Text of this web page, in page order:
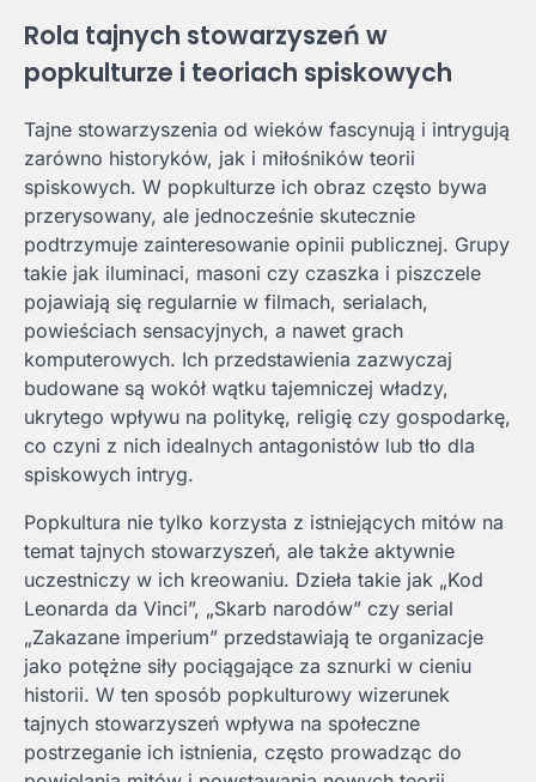
Rola tajnych stowarzyszeń w
popkulturze i teoriach spiskowych
Tajne stowarzyszenia od wieków fascynują i intrygują
zarówno historyków, jak i miłośników teorii
spiskowych. W popkulturze ich obraz często bywa
przerysowany, ale jednocześnie skutecznie
podtrzymuje zainteresowanie opinii publicznej. Grupy
takie jak iluminaci, masoni czy czaszka i piszczele
pojawiają się regularnie w filmach, serialach,
powieściach sensacyjnych, a nawet grach
komputerowych. Ich przedstawienia zazwyczaj
budowane są wokół wątku tajemniczej władzy,
ukrytego wpływu na politykę, religię czy gospodarkę,
co czyni z nich idealnych antagonistów lub tło dla
spiskowych intryg.
Popkultura nie tylko korzysta z istniejących mitów na
temat tajnych stowarzyszeń, ale także aktywnie
uczestniczy w ich kreowaniu. Dzieła takie jak „Kod
Leonarda da Vinci”, „Skarb narodów” czy serial
„Zakazane imperium” przedstawiają te organizacje
jako potężne siły pociągające za sznurki w cieniu
historii. W ten sposób popkulturowy wizerunek
tajnych stowarzyszeń wpływa na społeczne
postrzeganie ich istnienia, często prowadząc do